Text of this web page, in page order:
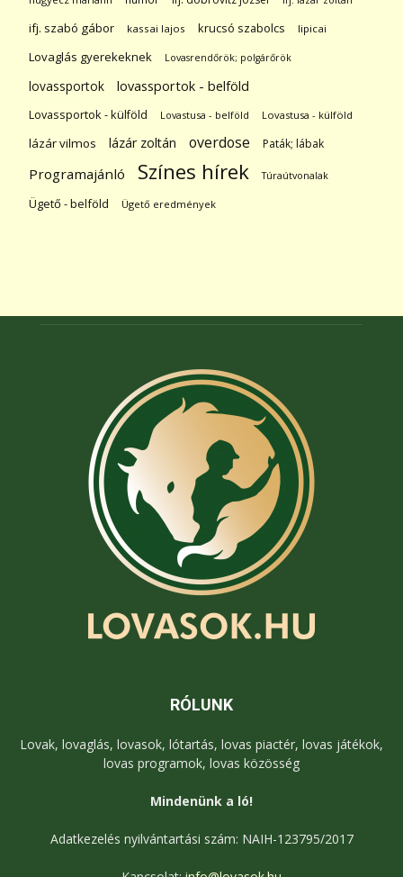
ifj. szabó gábor kassai lajos krucsó szabolcs lipicai
Lovaglás gyerekeknek Lovasrendőrök; polgárőrök
lovassportok lovassportok - belföld
Lovassportok - külföld Lovastusa - belföld Lovastusa - külföld
lázár vilmos lázár zoltán overdose Paták; lábak
Programajánló Színes hírek Túraútvonalak
Ügető - belföld Ügető eredmények
RÓLUNK
Lovak, lovaglás, lovasok, lótartás, lovas piactér, lovas játékok,
lovas programok, lovas közösség
Mindenünk a ló!
Adatkezelés nyilvántartási szám: NAIH-123795/2017